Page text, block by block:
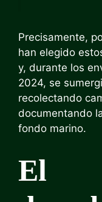
Precisamente,
han elegido
y, durante los
2024, se
recolectando
documentando
fondo marino.
El